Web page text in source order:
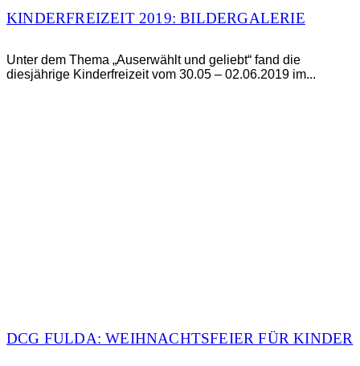
KINDERFREIZEIT 2019: BILDERGALERIE
Unter dem Thema „Auserwählt und geliebt“ fand die
diesjährige Kinderfreizeit vom 30.05 – 02.06.2019 im...
DCG FULDA: WEIHNACHTSFEIER FÜR KINDER